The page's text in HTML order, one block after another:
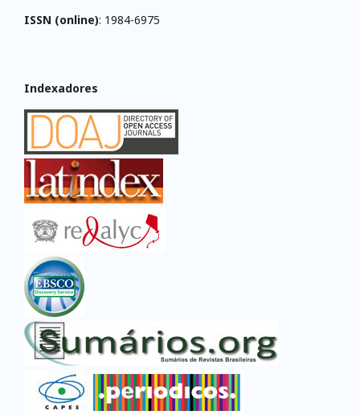
ISSN (online): 1984-6975
Indexadores